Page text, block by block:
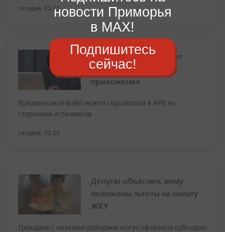
сегодня, 03:23
Мошенники маскируют
вирусы под полезные
приложения
Вредоносный файл может скрываться в APK из
сторонних источников
сегодня, 02:29
Депутат объяснил, кому
положены льготы на оплату
ЖКУ
Граждане с низкими доходами могут оформить субсидию
новости Приморья
в MAX!
Подпишитесь
сейчас!